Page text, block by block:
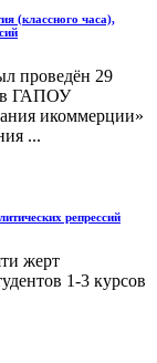
(классного часа),
проведён 29
ГАПОУ
икоммерции»
...
репрессий
жерт
1-3 курсов